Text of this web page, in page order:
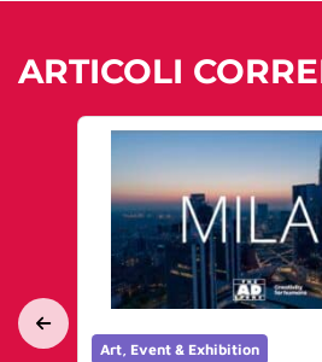
ARTICOLI
Art, Event & Exhibition